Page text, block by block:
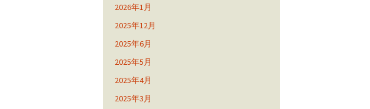
2026年1月
2025年12月
2025年6月
2025年5月
2025年4月
2025年3月